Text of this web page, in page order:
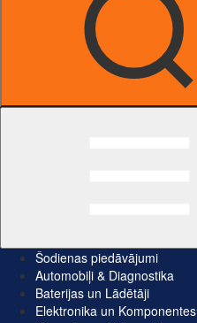
Šodienas piedāvājumi
Automobiļi & Diagnostika
Baterijas un Lādētāji
Elektronika un Komponentes